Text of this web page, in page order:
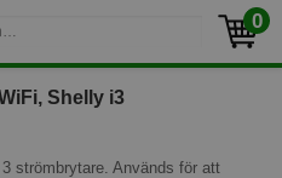
0
Shelly i3
strömbrytare. Används för att